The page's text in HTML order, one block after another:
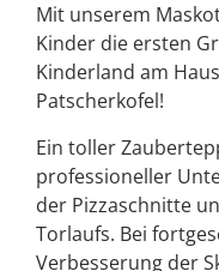
Mit unserem
Kinder die ersten
Kinderland am
Patscherkofel!
Ein toller
professioneller
der Pizzaschnitte
Torlaufs. Bei
Verbesserung der